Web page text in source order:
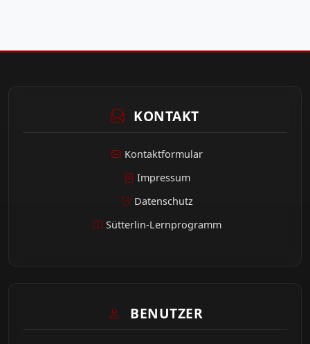
KONTAKT
Kontaktformular
Impressum
Datenschutz
Sütterlin-Lernprogramm
BENUTZER